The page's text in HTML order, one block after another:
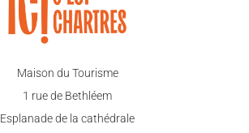
Maison du Tourisme
1 rue de Bethléem
Esplanade de la cathédrale